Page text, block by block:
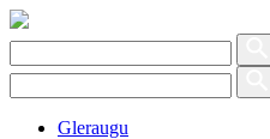
Gleraugu